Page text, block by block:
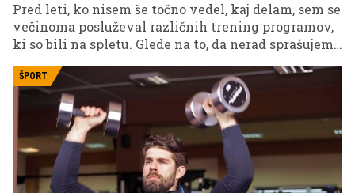
Pred leti, ko nisem še točno vedel, kaj delam, sem se
večinoma posluževal različnih trening programov,
ki so bili na spletu. Glede na to, da nerad sprašujem
za pomoč, sem takrat raje poskušal različne
programe, kot da bi nekoga, ki ve, kaj dela, vprašal
za nasvet. Skozi leta sem zaradi izkušenj, učenja,
raziskav ter svojih trenerjev spoznal, kaj meni
najbolj ustreza z vidika treninga. Tako učinkovitost,
kot tudi kaj je meni dejansko ''fajn'' delati. Ker
konec dneva, če vsaj malo ne uživaš oz. ne delaš
tistega, kar ti paše, ne boš dolgo zdržal.
ŠPORT